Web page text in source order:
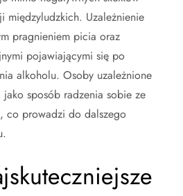
międzyludzkich. Uzależnienie
pragnieniem picia oraz
pojawiającymi się po
alkoholu. Osoby uzależnione
sposób radzenia sobie ze
co prowadzi do dalszego